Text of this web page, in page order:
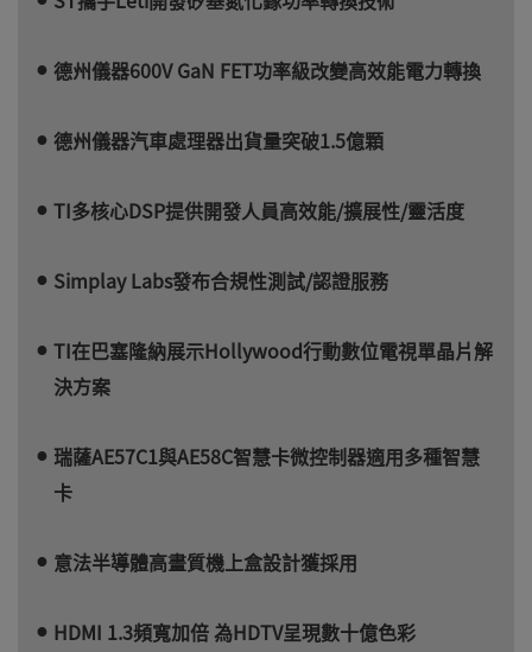
德州儀器600V GaN FET功率級改變高效能電力轉換
德州儀器汽車處理器出貨量突破1.5億顆
TI多核心DSP提供開發人員高效能/擴展性/靈活度
Simplay Labs發布合規性測試/認證服務
TI在巴塞隆納展示Hollywood行動數位電視單晶片解
決方案
瑞薩AE57C1與AE58C智慧卡微控制器適用多種智慧
卡
意法半導體高畫質機上盒設計獲採用
HDMI 1.3頻寬加倍 為HDTV呈現數十億色彩